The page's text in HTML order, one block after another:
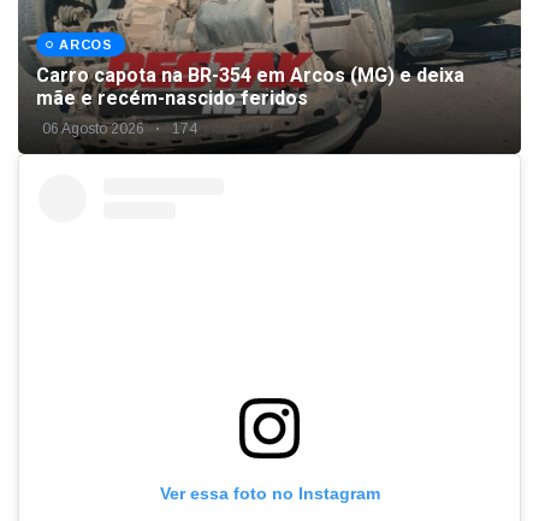
ARCOS
Carro capota na BR-354 em Arcos (MG) e deixa
mãe e recém-nascido feridos
06 Agosto 2026 174
Ver essa foto no Instagram